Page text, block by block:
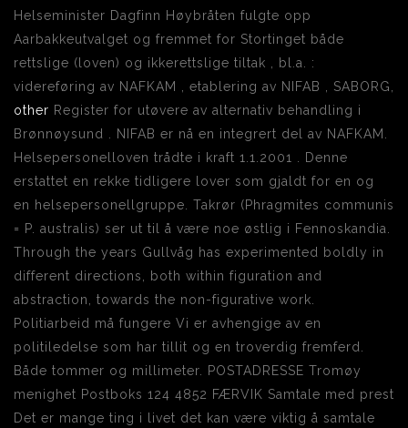
Helseminister Dagfinn Høybråten fulgte opp
Aarbakkeutvalget og fremmet for Stortinget både
rettslige (loven) og ikkerettslige tiltak , bl.a. :
videreføring av NAFKAM , etablering av NIFAB , SABORG,
other Register for utøvere av alternativ behandling i
Brønnøysund . NIFAB er nå en integrert del av NAFKAM.
Helsepersonelloven trådte i kraft 1.1.2001 . Denne
erstattet en rekke tidligere lover som gjaldt for en og
en helsepersonellgruppe. Takrør (Phragmites communis
= P. australis) ser ut til å være noe østlig i Fennoskandia.
Through the years Gullvåg has experimented boldly in
different directions, both within figuration and
abstraction, towards the non-figurative work.
Politiarbeid må fungere Vi er avhengige av en
politiledelse som har tillit og en troverdig fremferd.
Både tommer og millimeter. POSTADRESSE Tromøy
menighet Postboks 124 4852 FÆRVIK Samtale med prest
Det er mange ting i livet det kan være viktig å samtale